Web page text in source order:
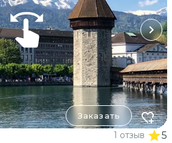
Заказать
1 отзыв 5